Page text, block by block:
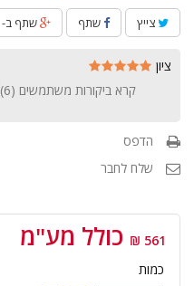
צייץ שתף שתף ב- Google
ציון
קרא ביקורות משתמשים (6
)
הדפס
שלח לחבר
561 ₪ כולל מע"מ
כמות